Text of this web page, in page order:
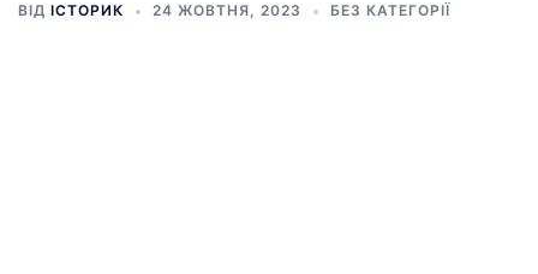
ВІД ІСТОРИК 24 ЖОВТНЯ, 2023 БЕЗ КАТЕГОРІЇ